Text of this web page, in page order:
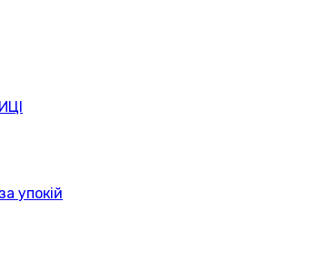
упокій